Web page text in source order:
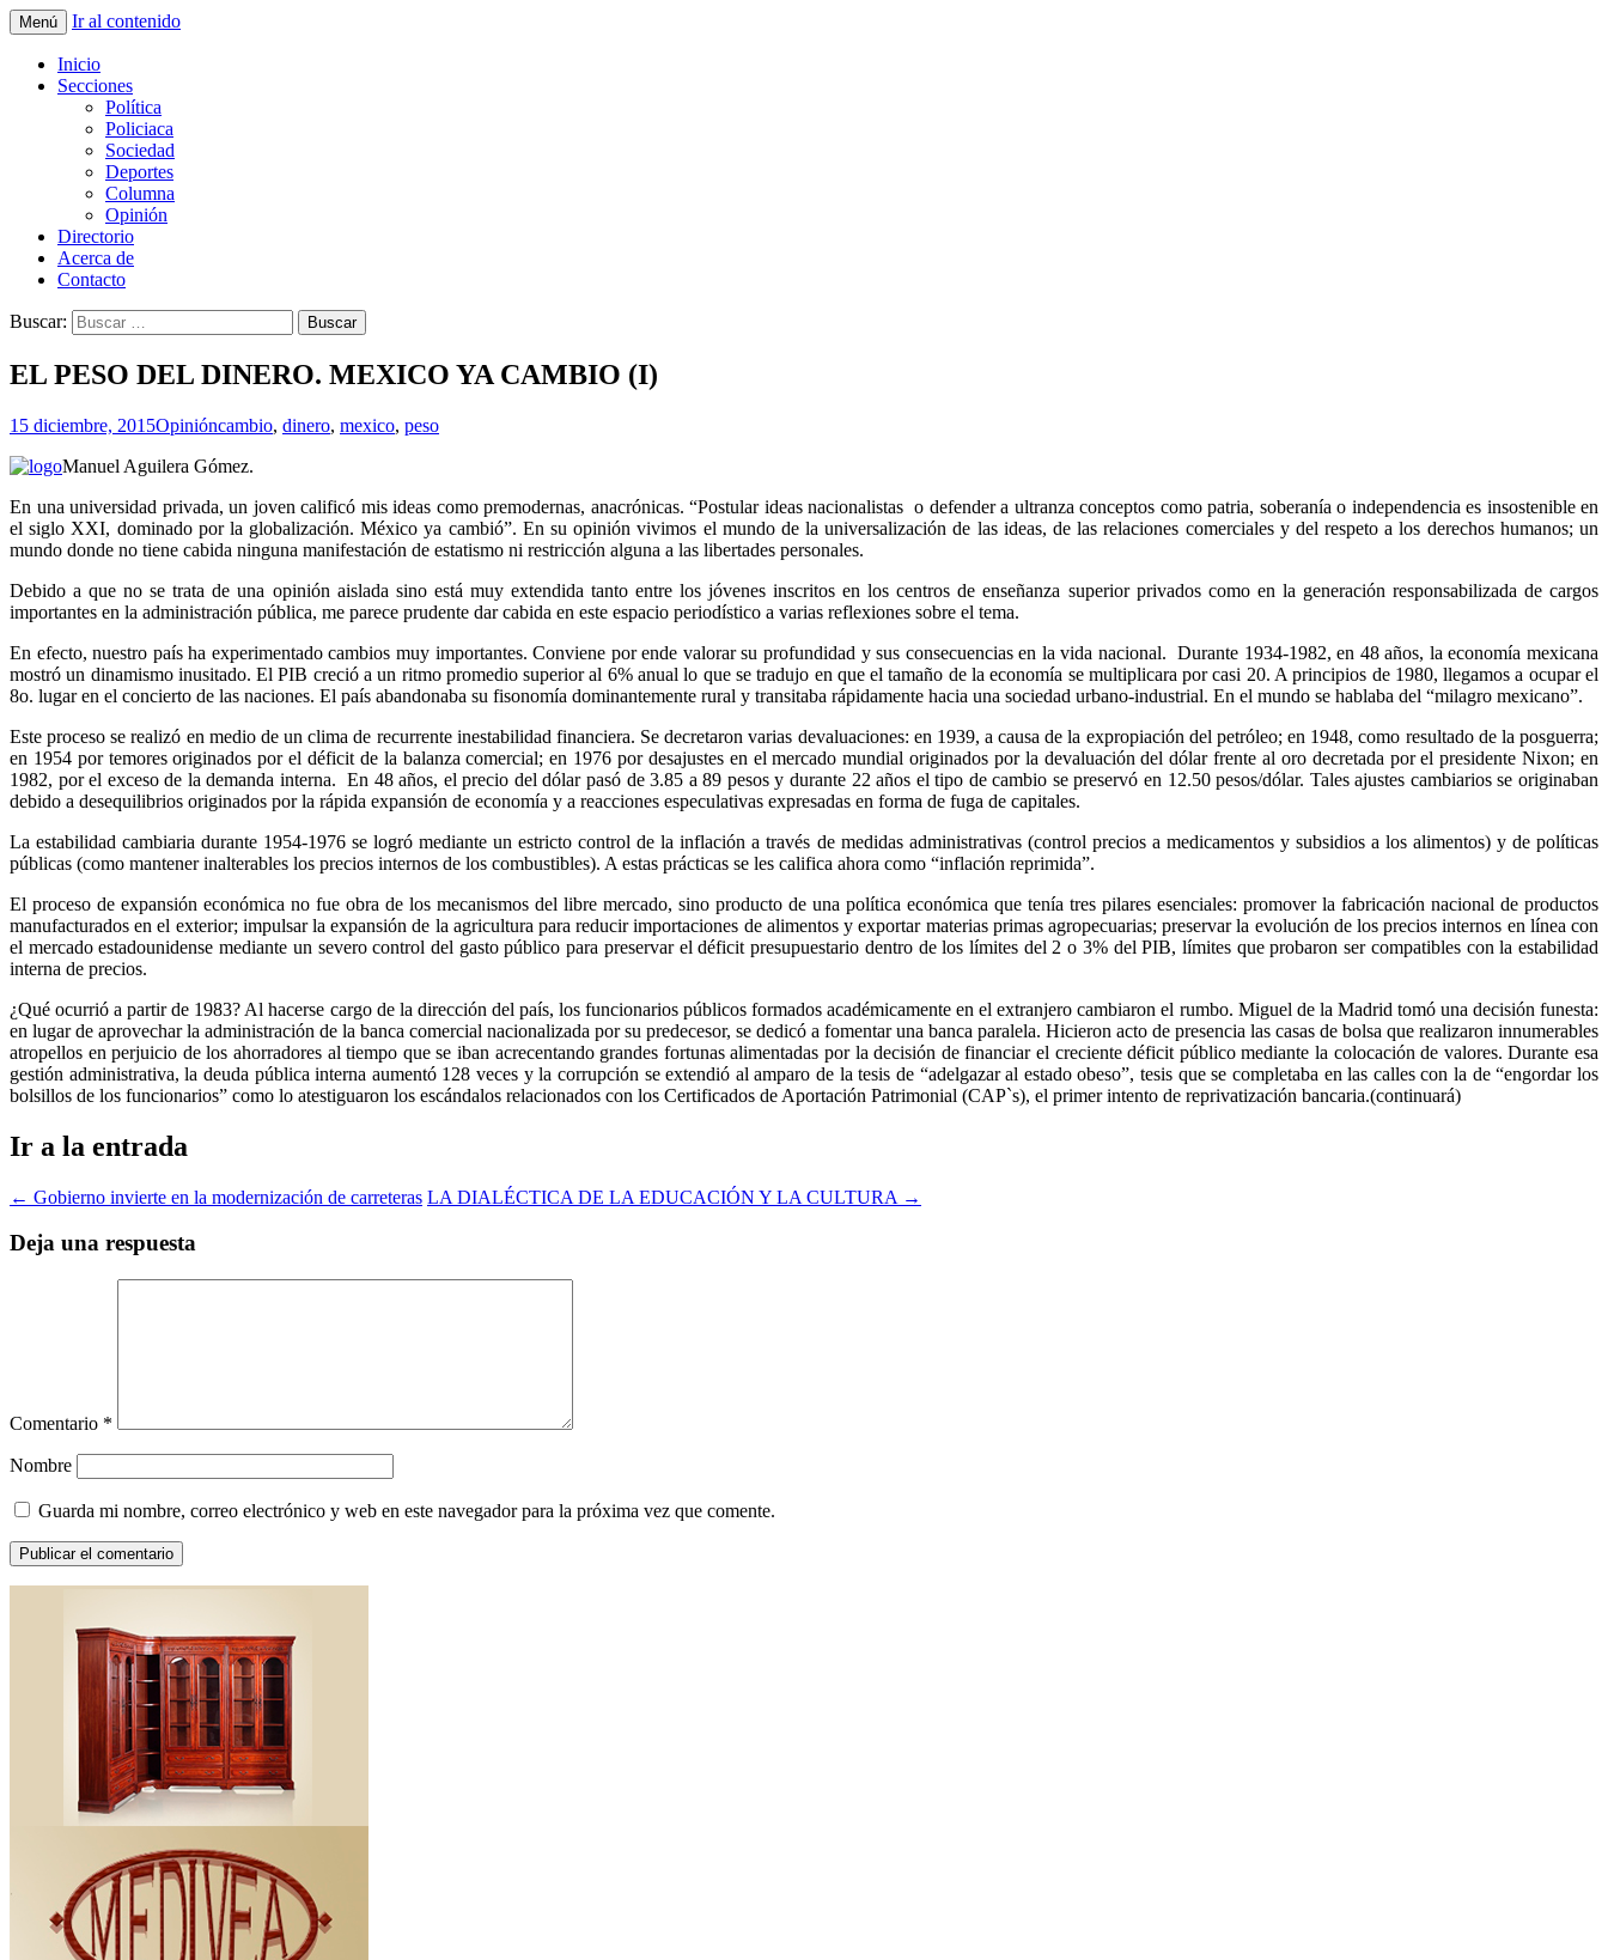
La Yunta de Tepic
Menú Ir al contenido
Inicio
Secciones
Política
Policiaca
Sociedad
Deportes
Columna
Opinión
Directorio
Acerca de
Contacto
Buscar:
EL PESO DEL DINERO. MEXICO YA CAMBIO (I)
15 diciembre, 2015Opinióncambio, dinero, mexico, peso
Manuel Aguilera Gómez.
En una universidad privada, un joven calificó mis ideas como premodernas, anacrónicas. “Postular ideas nacionalistas o defender a ultranza conceptos como patria, soberanía o independencia es insostenible en
el siglo XXI, dominado por la globalización. México ya cambió”. En su opinión vivimos el mundo de la universalización de las ideas, de las relaciones comerciales y del respeto a los derechos humanos; un
mundo donde no tiene cabida ninguna manifestación de estatismo ni restricción alguna a las libertades personales.
Debido a que no se trata de una opinión aislada sino está muy extendida tanto entre los jóvenes inscritos en los centros de enseñanza superior privados como en la generación responsabilizada de cargos
importantes en la administración pública, me parece prudente dar cabida en este espacio periodístico a varias reflexiones sobre el tema.
En efecto, nuestro país ha experimentado cambios muy importantes. Conviene por ende valorar su profundidad y sus consecuencias en la vida nacional. Durante 1934-1982, en 48 años, la economía mexicana
mostró un dinamismo inusitado. El PIB creció a un ritmo promedio superior al 6% anual lo que se tradujo en que el tamaño de la economía se multiplicara por casi 20. A principios de 1980, llegamos a ocupar el
8o. lugar en el concierto de las naciones. El país abandonaba su fisonomía dominantemente rural y transitaba rápidamente hacia una sociedad urbano-industrial. En el mundo se hablaba del “milagro mexicano”.
Este proceso se realizó en medio de un clima de recurrente inestabilidad financiera. Se decretaron varias devaluaciones: en 1939, a causa de la expropiación del petróleo; en 1948, como resultado de la posguerra;
en 1954 por temores originados por el déficit de la balanza comercial; en 1976 por desajustes en el mercado mundial originados por la devaluación del dólar frente al oro decretada por el presidente Nixon; en
1982, por el exceso de la demanda interna. En 48 años, el precio del dólar pasó de 3.85 a 89 pesos y durante 22 años el tipo de cambio se preservó en 12.50 pesos/dólar. Tales ajustes cambiarios se originaban
debido a desequilibrios originados por la rápida expansión de economía y a reacciones especulativas expresadas en forma de fuga de capitales.
La estabilidad cambiaria durante 1954-1976 se logró mediante un estricto control de la inflación a través de medidas administrativas (control precios a medicamentos y subsidios a los alimentos) y de políticas
públicas (como mantener inalterables los precios internos de los combustibles). A estas prácticas se les califica ahora como “inflación reprimida”.
El proceso de expansión económica no fue obra de los mecanismos del libre mercado, sino producto de una política económica que tenía tres pilares esenciales: promover la fabricación nacional de productos
manufacturados en el exterior; impulsar la expansión de la agricultura para reducir importaciones de alimentos y exportar materias primas agropecuarias; preservar la evolución de los precios internos en línea con
el mercado estadounidense mediante un severo control del gasto público para preservar el déficit presupuestario dentro de los límites del 2 o 3% del PIB, límites que probaron ser compatibles con la estabilidad
interna de precios.
¿Qué ocurrió a partir de 1983? Al hacerse cargo de la dirección del país, los funcionarios públicos formados académicamente en el extranjero cambiaron el rumbo. Miguel de la Madrid tomó una decisión funesta:
en lugar de aprovechar la administración de la banca comercial nacionalizada por su predecesor, se dedicó a fomentar una banca paralela. Hicieron acto de presencia las casas de bolsa que realizaron innumerables
atropellos en perjuicio de los ahorradores al tiempo que se iban acrecentando grandes fortunas alimentadas por la decisión de financiar el creciente déficit público mediante la colocación de valores. Durante esa
gestión administrativa, la deuda pública interna aumentó 128 veces y la corrupción se extendió al amparo de la tesis de “adelgazar al estado obeso”, tesis que se completaba en las calles con la de “engordar los
bolsillos de los funcionarios” como lo atestiguaron los escándalos relacionados con los Certificados de Aportación Patrimonial (CAP`s), el primer intento de reprivatización bancaria.(continuará)
Ir a la entrada
← Gobierno invierte en la modernización de carreteras LA DIALÉCTICA DE LA EDUCACIÓN Y LA CULTURA →
Deja una respuesta
Comentario *
Nombre
Guarda mi nombre, correo electrónico y web en este navegador para la próxima vez que comente.